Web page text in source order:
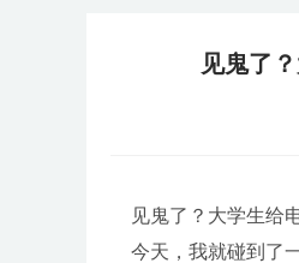
见鬼了
见鬼了？大学生给
今天，我就碰到了